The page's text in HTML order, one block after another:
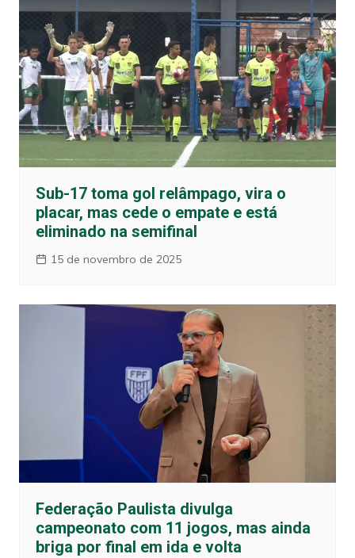
Sub-17 toma gol relâmpago, vira o
placar, mas cede o empate e está
eliminado na semifinal
15 de novembro de 2025
Federação Paulista divulga
campeonato com 11 jogos, mas ainda
briga por final em ida e volta